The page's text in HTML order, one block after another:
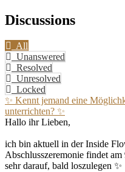
Discussions
All
Unanswered
Resolved
Unresolved
Locked
✨ Kennt jemand eine
unterrichten? ✨
Hallo ihr Lieben,
ich bin aktuell in der Inside
Abschlusszeremonie findet
sehr darauf, bald loszulegen ✨